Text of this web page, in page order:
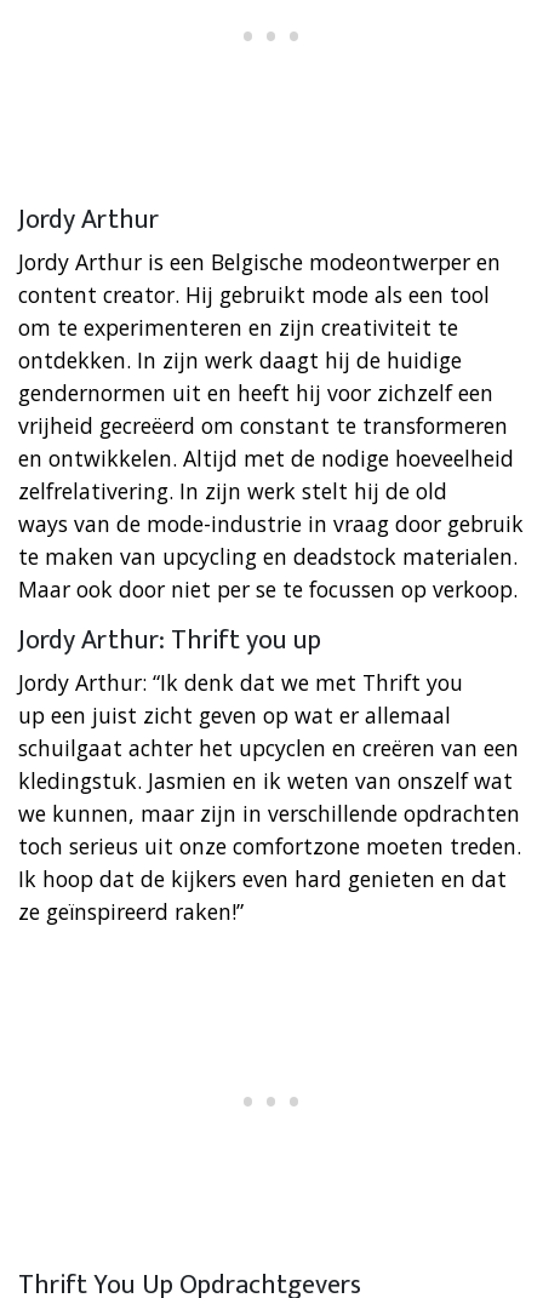
Jordy Arthur
Jordy Arthur is een Belgische modeontwerper en
content creator. Hij gebruikt mode als een tool
om te experimenteren en zijn creativiteit te
ontdekken. In zijn werk daagt hij de huidige
gendernormen uit en heeft hij voor zichzelf een
vrijheid gecreëerd om constant te transformeren
en ontwikkelen. Altijd met de nodige hoeveelheid
zelfrelativering. In zijn werk stelt hij de old
ways van de mode-industrie in vraag door gebruik
te maken van upcycling en deadstock materialen.
Maar ook door niet per se te focussen op verkoop.
Jordy Arthur: Thrift you up
Jordy Arthur: “Ik denk dat we met Thrift you
up een juist zicht geven op wat er allemaal
schuilgaat achter het upcyclen en creëren van een
kledingstuk. Jasmien en ik weten van onszelf wat
we kunnen, maar zijn in verschillende opdrachten
toch serieus uit onze comfortzone moeten treden.
Ik hoop dat de kijkers even hard genieten en dat
ze geïnspireerd raken!”
Thrift You Up Opdrachtgevers